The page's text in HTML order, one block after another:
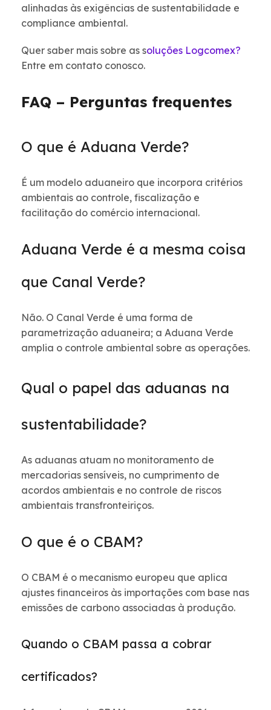
alinhadas às exigências de sustentabilidade e
compliance ambiental.
Quer saber mais sobre as soluções Logcomex?
Entre em contato conosco.
FAQ – Perguntas frequentes
O que é Aduana Verde?
É um modelo aduaneiro que incorpora critérios
ambientais ao controle, fiscalização e
facilitação do comércio internacional.
Aduana Verde é a mesma coisa
que Canal Verde?
Não. O Canal Verde é uma forma de
parametrização aduaneira; a Aduana Verde
amplia o controle ambiental sobre as operações.
Qual o papel das aduanas na
sustentabilidade?
As aduanas atuam no monitoramento de
mercadorias sensíveis, no cumprimento de
acordos ambientais e no controle de riscos
ambientais transfronteiriços.
O que é o CBAM?
O CBAM é o mecanismo europeu que aplica
ajustes financeiros às importações com base nas
emissões de carbono associadas à produção.
Quando o CBAM passa a cobrar
certificados?